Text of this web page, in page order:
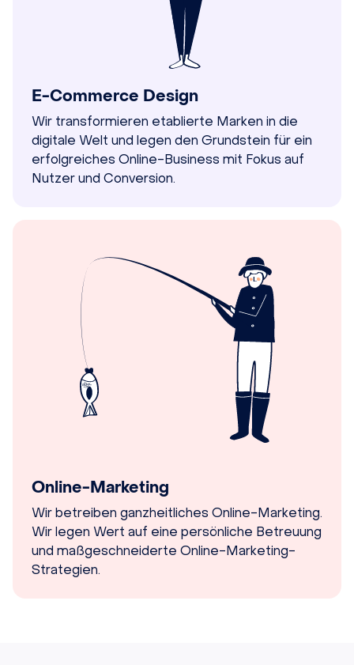
E-Commerce Design
Wir transformieren etablierte Marken in die
digitale Welt und legen den Grundstein für ein
erfolgreiches Online-Business mit Fokus auf
Nutzer und Conversion.
Online-Marketing
Wir betreiben ganzheitliches Online-Marketing.
Wir legen Wert auf eine persönliche Betreuung
und maßgeschneiderte Online-Marketing-
Strategien.